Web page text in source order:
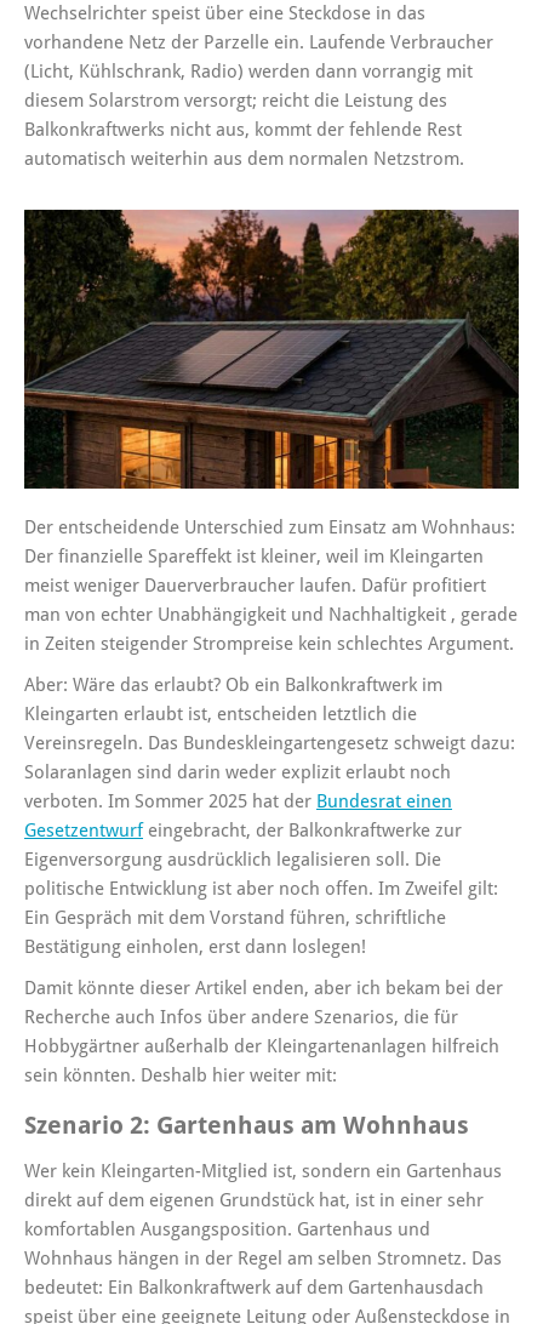
Wechselrichter speist über eine Steckdose in das
vorhandene Netz der Parzelle ein. Laufende Verbraucher
(Licht, Kühlschrank, Radio) werden dann vorrangig mit
diesem Solarstrom versorgt; reicht die Leistung des
Balkonkraftwerks nicht aus, kommt der fehlende Rest
automatisch weiterhin aus dem normalen Netzstrom.
Der entscheidende Unterschied zum Einsatz am Wohnhaus:
Der finanzielle Spareffekt ist kleiner, weil im Kleingarten
meist weniger Dauerverbraucher laufen. Dafür profitiert
man von echter Unabhängigkeit und Nachhaltigkeit , gerade
in Zeiten steigender Strompreise kein schlechtes Argument.
Aber: Wäre das erlaubt? Ob ein Balkonkraftwerk im
Kleingarten erlaubt ist, entscheiden letztlich die
Vereinsregeln. Das Bundeskleingartengesetz schweigt dazu:
Solaranlagen sind darin weder explizit erlaubt noch
verboten. Im Sommer 2025 hat der Bundesrat einen
Gesetzentwurfeingebracht, der Balkonkraftwerke zur
Eigenversorgung ausdrücklich legalisieren soll. Die
politische Entwicklung ist aber noch offen. Im Zweifel gilt:
Ein Gespräch mit dem Vorstand führen, schriftliche
Bestätigung einholen, erst dann loslegen!
Damit könnte dieser Artikel enden, aber ich bekam bei der
Recherche auch Infos über andere Szenarios, die für
Hobbygärtner außerhalb der Kleingartenanlagen hilfreich
sein könnten. Deshalb hier weiter mit:
Szenario 2: Gartenhaus am Wohnhaus
Wer kein Kleingarten-Mitglied ist, sondern ein Gartenhaus
direkt auf dem eigenen Grundstück hat, ist in einer sehr
komfortablen Ausgangsposition. Gartenhaus und
Wohnhaus hängen in der Regel am selben Stromnetz. Das
bedeutet: Ein Balkonkraftwerk auf dem Gartenhausdach
speist über eine geeignete Leitung oder Außensteckdose in